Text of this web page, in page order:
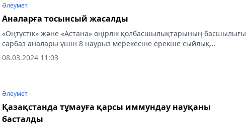
Әлеумет
Аналарға тосынсый жасалды
«Оңтүстік» және «Астана» өңірлік қолбасшылықтарының басшылығы
сарбаз аналары үшін 8 наурыз мерекесіне ерекше сыйлық
дайындап, олардың тікелей эфирде ұлдарымен кездесуін
ұйымдастырды.
08.03.2024 11:03
Әлеумет
Қазақстанда тұмауға қарсы иммундау науқаны
басталды